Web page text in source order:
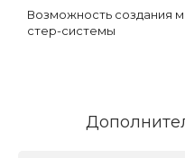
Возможность создания
стер-системы